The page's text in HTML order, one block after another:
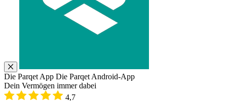
Die Parqet App Die Parqet Android-App
Dein Vermögen immer dabei
4,7